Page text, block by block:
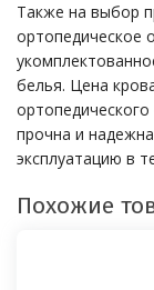
Также на выбор
ортопедическое
белья. Цена
прочна и
эксплуатацию в
Похожие